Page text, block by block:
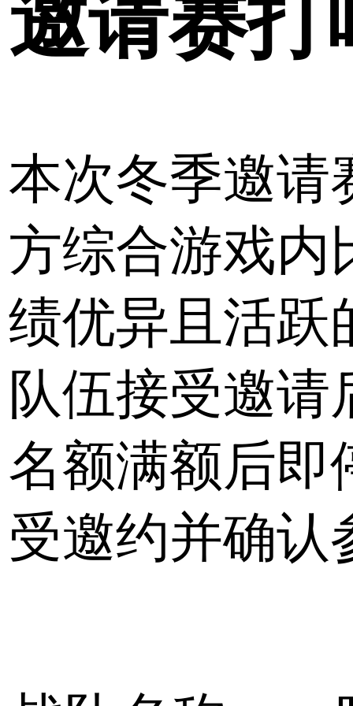
邀请赛打
本次冬季邀请
方综合游戏内
绩优异且活跃
队伍接受邀
名额满额后即
受邀约并确认